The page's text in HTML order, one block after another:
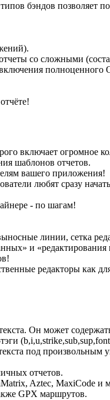
бэндов позволяет
со сложными
включает огромное
шаблонов отчетов.
вашего приложения!
любят сразу
- по шагам!
линии, сетка
и «редактирования
редакторы как
Он может
под произвольным
отчетов.
Aztec, MaxiCode и
GPX маршрутов.